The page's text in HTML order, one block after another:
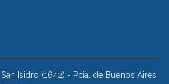
Isidro (1642) - Pcia. de Buenos Aires